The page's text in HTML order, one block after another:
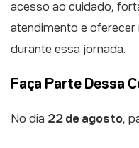
acesso ao cuidado,
atendimento e
durante essa jornada.
Faça Parte Dessa
No dia 22 de agosto,